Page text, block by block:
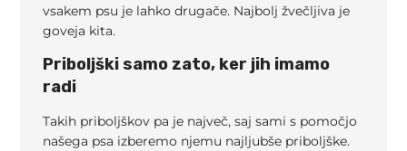
vsakem psu je lahko drugače. Najbolj žvečljiva je
goveja kita.
Priboljški samo zato, ker jih imamo
radi
Takih priboljškov pa je največ, saj sami s pomočjo
našega psa izberemo njemu najljubše priboljške.